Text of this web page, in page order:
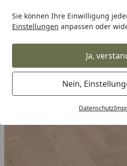
Sie können Ihre Einwilligung
Einstellungen anpassen oder
Ja,
Nein,
Datenschutz
Startseite
Meister Meister Böden
MEISTER
500 710 x 142 x 13
authentic
ultramattlackiert